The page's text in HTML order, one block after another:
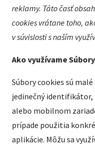
reklamy. Táto časť
cookies vrátane toho,
v súvislosti s naším
Ako využívame
Súbory cookies sú
jedinečný identifikátor,
alebo mobilnom
prípade použitia
aplikácie. Môžu sa